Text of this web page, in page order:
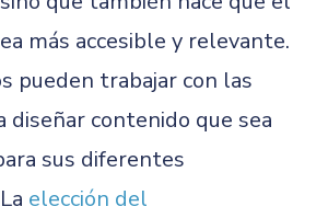
más accesible y relevante.
pueden trabajar con las
diseñar contenido que sea
sus diferentes
elección del